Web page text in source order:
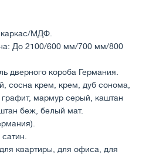
МДФ.
До 2100/600 мм/700 мм/800
дверного короба Германия.
сосна крем, крем, дуб сонома,
мармур серый, каштан
беж, белый мат.
квартиры, для офиса, для